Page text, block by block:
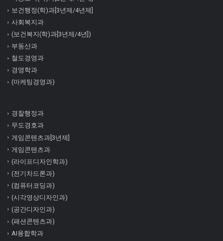
보건행정(학)과[3년제/4년제]
사회복지과
(보건복지(학)과[3년제/4년])
부동산과
철도경영과
경영학과
(마케팅경영과)
경찰행정과
무도경호과
게임콘텐츠과[3년제]
게임콘텐츠과
(라이프디자인학과)
(전기차드론과)
(컴퓨터코딩과)
(시각영상디자인과)
(공간디자인과)
(패션콘텐츠과)
AI융합학과